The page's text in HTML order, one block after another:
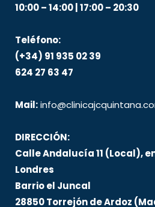
10:00 – 14:00 | 17:00 – 20:30
Teléfono:
(+34) 91 935 02 39
624 27 63 47
Mail:
DIRECCIÓN:
Calle Andalucía 11 (Local),
Londres
Barrio el Juncal
28850 Torrejón de Ardoz